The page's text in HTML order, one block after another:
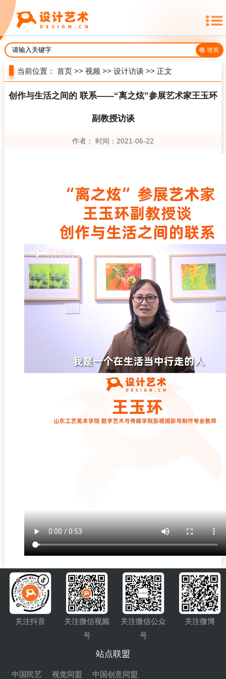
当前位置：首页 >>视频 >>设计访谈 >> 正文
创作与生活之间的 联系——“离之炫”参展艺术家王玉环
副教授访谈
作者： 时间：2021-06-22
关注抖音
关注微信视频
号
关注微信公众
号
关注微博
站点联盟
中国民艺 视觉同盟 中国创意同盟